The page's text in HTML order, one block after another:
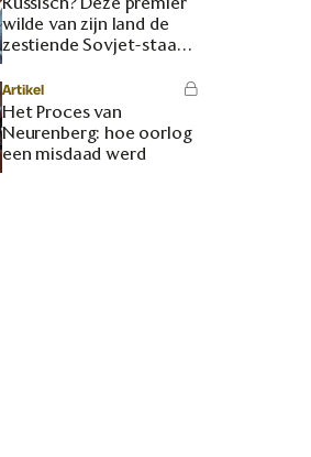
wilde van zijn land de
zestiende Sovjet-staat
maken
Artikel
Het Proces van
Neurenberg: hoe oorlog
een misdaad werd